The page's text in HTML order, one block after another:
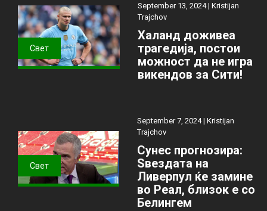
Свет
September 13, 2024 | Kristijan
Trajchov
Халанд доживеа
трагедија, постои
можност да не игра
викендов за Сити!
Свет
September 7, 2024 | Kristijan
Trajchov
Сунес прогнозира:
Ѕвездата на
Ливерпул ќе замине
во Реал, близок е со
Белингем